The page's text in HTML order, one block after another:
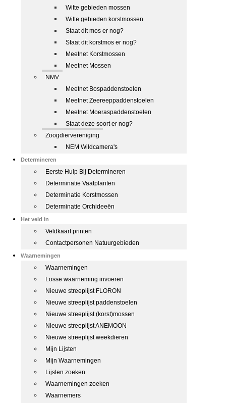
Witte gebieden mossen
Witte gebieden korstmossen
Staat dit mos er nog?
Staat dit korstmos er nog?
Meetnet Korstmossen
Meetnet Mossen
NMV
Meetnet Bospaddenstoelen
Meetnet Zeereeppaddenstoelen
Meetnet Moeraspaddenstoelen
Staat deze soort er nog?
Zoogdiervereniging
NEM Wildcamera's
Determineren
Eerste Hulp Bij Determineren
Determinatie Vaatplanten
Determinatie Korstmossen
Determinatie Orchideeën
Het veld in
Veldkaart printen
Contactpersonen Natuurgebieden
Waarnemingen
Waarnemingen
Losse waarneming invoeren
Nieuwe streeplijst FLORON
Nieuwe streeplijst paddenstoelen
Nieuwe streeplijst (korst)mossen
Nieuwe streeplijst ANEMOON
Nieuwe streeplijst weekdieren
Mijn Lijsten
Mijn Waarnemingen
Lijsten zoeken
Waarnemingen zoeken
Waarnemers